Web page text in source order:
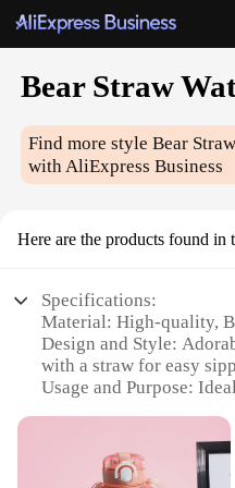
Bear Straw
Find more styleBear
with AliExpress Business
Here are the products found in
Specifications:
Material: High-quality,
Design and Style:
with a straw for easy
Usage and Purpose:
Shape or Size:
convenient 500ml
Performance and